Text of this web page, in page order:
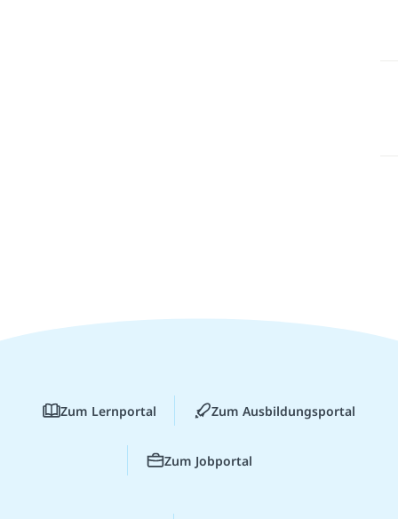
Zum Lernportal Zum Ausbildungsportal
Zum Jobportal